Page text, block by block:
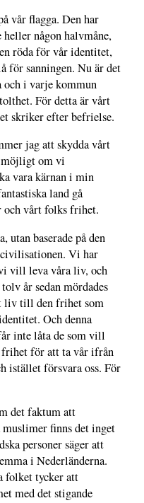
vår flagga. Den har
någon halvmåne,
röda för vår identitet,
för sanningen. Nu är det
och i varje kommun
För detta är vårt
skriker efter befrielse.
jag att skydda vårt
möjligt om vi
vara kärnan i min
land gå
vårt folks frihet.
utan baserade på den
Vi har
vill leva våra liv, och
år sedan mördades
liv till den frihet som
Och denna
inte låta de som vill
för att ta vår ifrån
istället försvara oss. För
det faktum att
finns det inget
personer säger att
i Nederländerna.
folket tycker att
med det stigande